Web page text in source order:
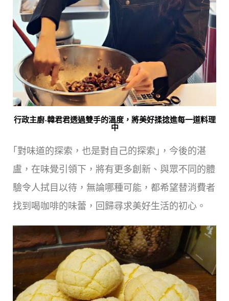
行政主廚-韓君君透過雙手的溫度，將美好揉捻進每一道料理
中
｢對味道的探索，也是對自己的探索｣，今後的湛
盧，在味覺引領下，將有更多創新、與眾不同的體
驗令人拭目以待，無論哪種可能，都希望替消費者
找到喝咖啡的味蕾，回歸尋求美好生活的初心。